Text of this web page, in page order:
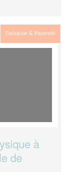
Exclusion & Pauvreté
à
de